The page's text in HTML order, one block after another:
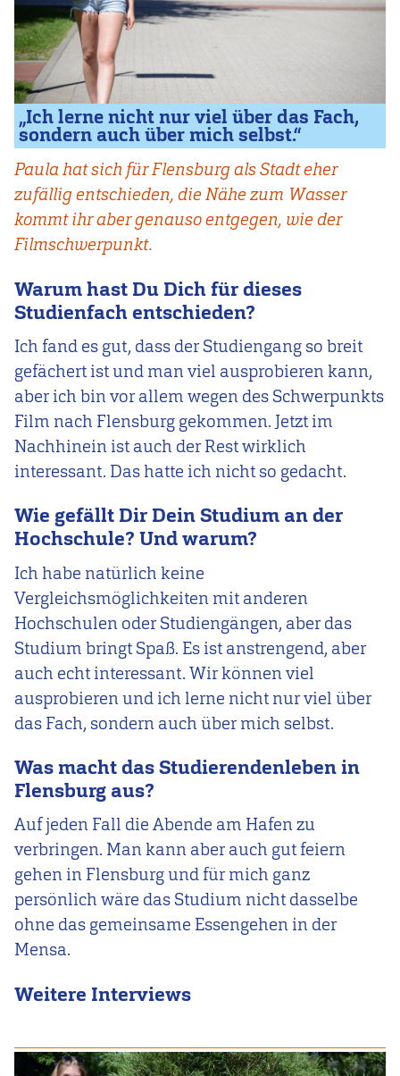
„Ich lerne nicht nur viel über das Fach,
sondern auch über mich selbst.“
Paula hat sich für Flensburg als Stadt eher
zufällig entschieden, die Nähe zum Wasser
kommt ihr aber genauso entgegen, wie der
Filmschwerpunkt.
Warum hast Du Dich für dieses
Studienfach entschieden?
Ich fand es gut, dass der Studiengang so breit
gefächert ist und man viel ausprobieren kann,
aber ich bin vor allem wegen des Schwerpunkts
Film nach Flensburg gekommen. Jetzt im
Nachhinein ist auch der Rest wirklich
interessant. Das hatte ich nicht so gedacht.
Wie gefällt Dir Dein Studium an der
Hochschule? Und warum?
Ich habe natürlich keine
Vergleichsmöglichkeiten mit anderen
Hochschulen oder Studiengängen, aber das
Studium bringt Spaß. Es ist anstrengend, aber
auch echt interessant. Wir können viel
ausprobieren und ich lerne nicht nur viel über
das Fach, sondern auch über mich selbst.
Was macht das Studierendenleben in
Flensburg aus?
Auf jeden Fall die Abende am Hafen zu
verbringen. Man kann aber auch gut feiern
gehen in Flensburg und für mich ganz
persönlich wäre das Studium nicht dasselbe
ohne das gemeinsame Essengehen in der
Mensa.
Weitere Interviews